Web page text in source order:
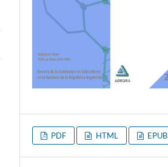
PDF HTML EPUB